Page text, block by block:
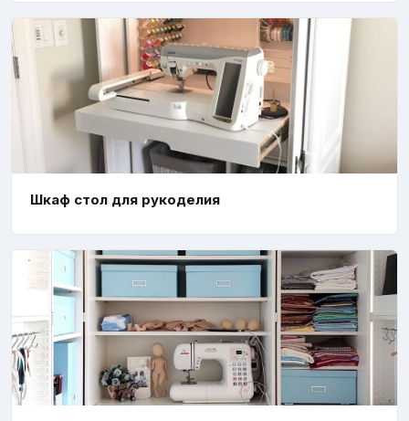
Шкаф стол для рукоделия